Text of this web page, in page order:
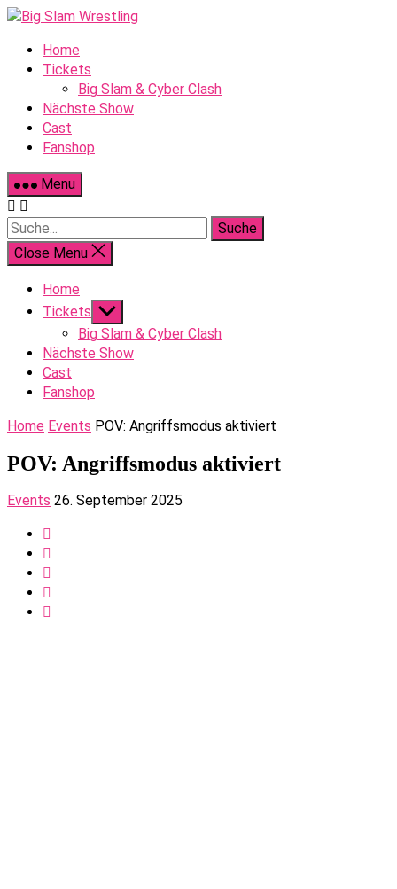
Skip
contentHome
Tickets
Big Slam & Cyber Clash
Nächste Show
Cast
Fanshop
Menu
Suche
Close Menu
Home
Tickets Show
sub
menu
Big Slam & Cyber Clash
Nächste Show
Cast
Fanshop
Home Events POV: Angriffsmodus aktiviert
POV: Angriffsmodus aktiviert
Events 26. September 2025